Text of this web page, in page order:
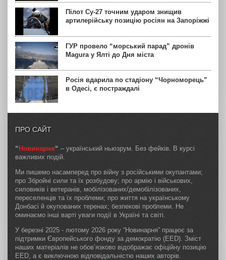
Пілот Су-27 точним ударом знищив
артилерійську позицію росіян на Запоріжжі
ГУР провело “морський парад” дронів
Magura у Ялті до Дня міста
Росія вдарила по стадіону “Чорноморець”
в Одесі, є постраждалі
ПРО САЙТ
“Новинарня“ – український ньюзрум. Без фейків. В курсі
важливих подій.
Ми пишемо насамперед про війну з російськими окупантами;
про Збройні сили та їх розбудову; про армію і військових,
силовиків і ветеранів, мобілізованих/демобілізованих,
переселенців та їх проблеми; про життя на українському
Донбасі й окупованих теренах; безпекові проблеми. Не
оминаємо інші варті уваги події в Україні та світі.
У березні 2025 - лютому 2026 року “Новинарня” працює за
підтримки Європейського фонду за демократію (EED). Зміст
наших матеріалів не обов’язково відображає офіційну позицію
EED, а є виключною відповідальністю наших авторів.